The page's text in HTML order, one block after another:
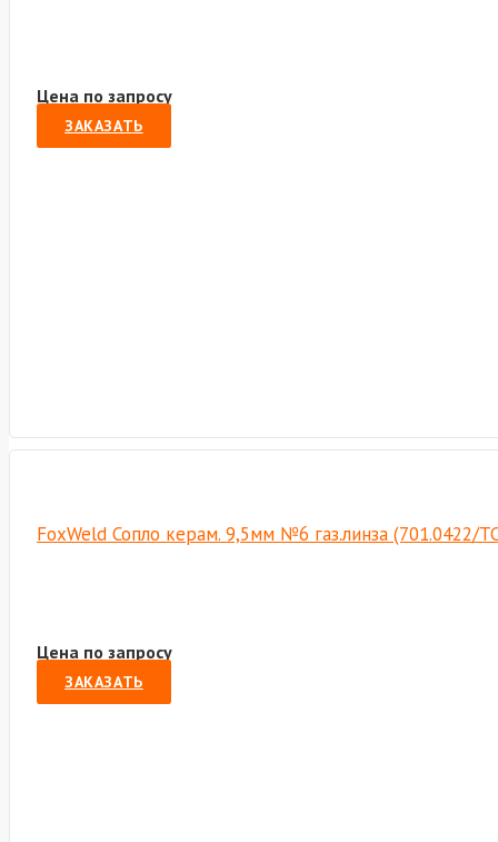
Цена по запросу
ЗАКАЗАТЬ
FoxWeld Сопло керам. 9,5мм №6 газ.линза (701.0422/
Цена по запросу
ЗАКАЗАТЬ